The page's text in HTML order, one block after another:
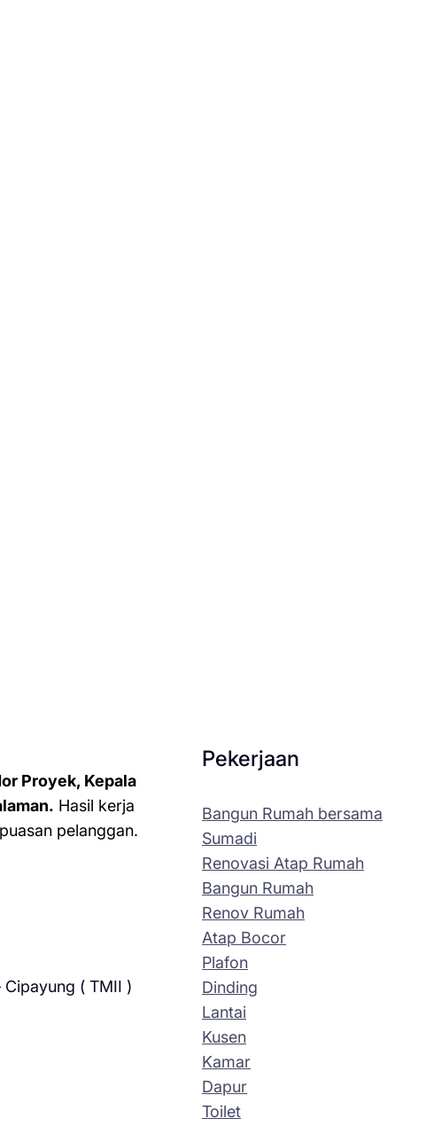
Proyek, Kepala
Hasil kerja
pelanggan.
( TMII )
Pekerjaan
Bangun Rumah bersama
Sumadi
Renovasi Atap Rumah
Bangun Rumah
Renov Rumah
Atap Bocor
Plafon
Dinding
Lantai
Kusen
Kamar
Dapur
Toilet